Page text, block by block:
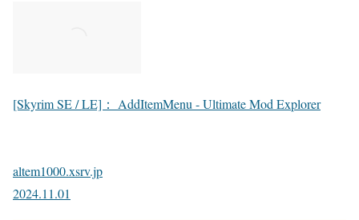
[Skyrim SE / LE]： AddItemMenu - Ultimate Mod Explorer
altem1000.xsrv.jp
2024.11.01